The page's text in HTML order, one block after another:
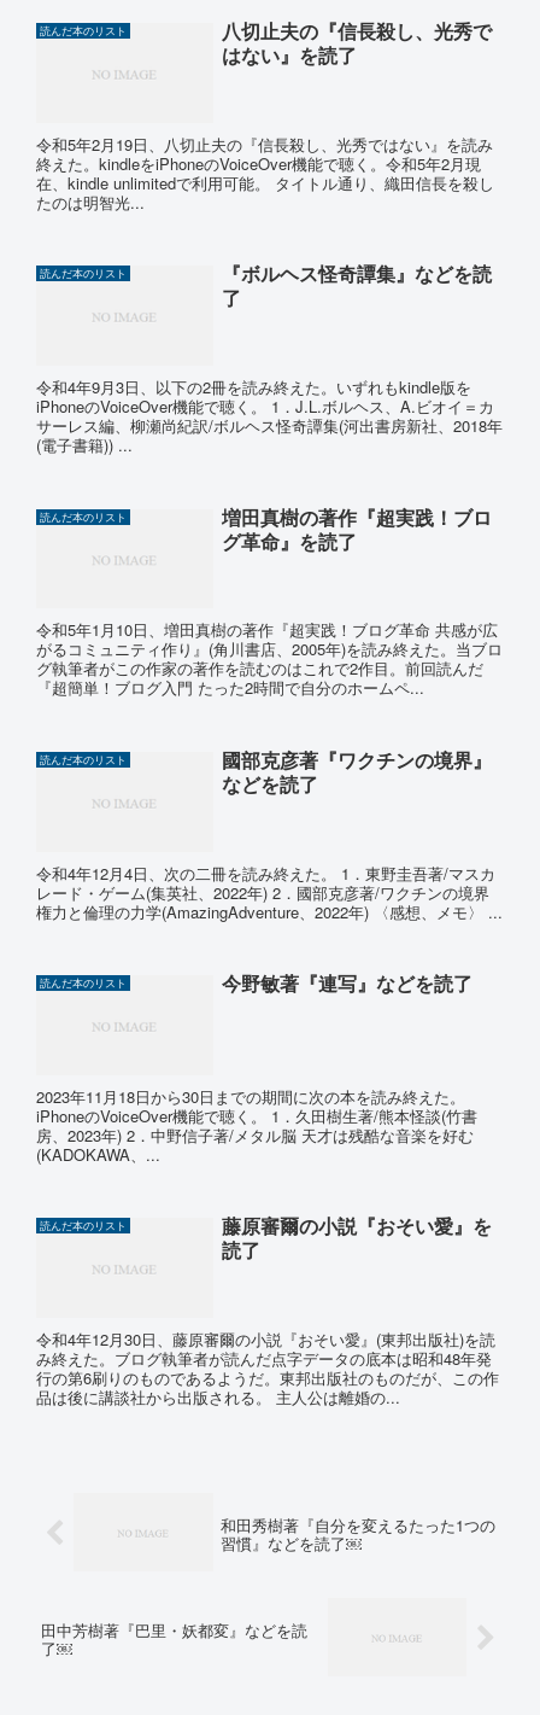
読んだ本のリスト
八切止夫の『信長殺し、光秀で
はない』を読了
令和5年2月19日、八切止夫の『信長殺し、光秀ではない』を読み
終えた。kindleをiPhoneのVoiceOver機能で聴く。令和5年2月現
在、kindle unlimitedで利用可能。 タイトル通り、織田信長を殺し
たのは明智光...
読んだ本のリスト
『ボルヘス怪奇譚集』などを読
了
令和4年9月3日、以下の2冊を読み終えた。いずれもkindle版を
iPhoneのVoiceOver機能で聴く。 1．J.L.ボルヘス、A.ビオイ＝カ
サーレス編、柳瀬尚紀訳/ボルヘス怪奇譚集(河出書房新社、2018年
(電子書籍)) ...
読んだ本のリスト
増田真樹の著作『超実践！ブロ
グ革命』を読了
令和5年1月10日、増田真樹の著作『超実践！ブログ革命 共感が広
がるコミュニティ作り』(角川書店、2005年)を読み終えた。当ブロ
グ執筆者がこの作家の著作を読むのはこれで2作目。前回読んだ
『超簡単！ブログ入門 たった2時間で自分のホームペ...
読んだ本のリスト
國部克彦著『ワクチンの境界』
などを読了
令和4年12月4日、次の二冊を読み終えた。 1．東野圭吾著/マスカ
レード・ゲーム(集英社、2022年) 2．國部克彦著/ワクチンの境界
権力と倫理の力学(AmazingAdventure、2022年) 〈感想、メモ〉 ...
読んだ本のリスト 今野敏著『連写』などを読了
2023年11月18日から30日までの期間に次の本を読み終えた。
iPhoneのVoiceOver機能で聴く。 1．久田樹生著/熊本怪談(竹書
房、2023年) 2．中野信子著/メタル脳 天才は残酷な音楽を好む
(KADOKAWA、...
読んだ本のリスト
藤原審爾の小説『おそい愛』を
読了
令和4年12月30日、藤原審爾の小説『おそい愛』(東邦出版社)を読
み終えた。ブログ執筆者が読んだ点字データの底本は昭和48年発
行の第6刷りのものであるようだ。東邦出版社のものだが、この作
品は後に講談社から出版される。 主人公は離婚の...
和田秀樹著『自分を変えるたった1つの
習慣』などを読了￼
田中芳樹著『巴里・妖都変』などを読
了￼